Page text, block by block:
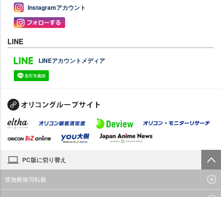
Instagramアカウント
LINE
LINEアカウントメディア
PC版に切り替え
禁無断複写転載